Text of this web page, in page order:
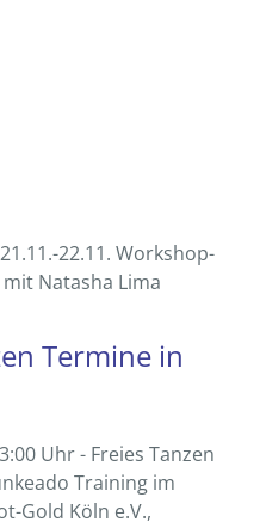
22.11. Workshop-
Natasha Lima
Termine in
Uhr - Freies Tanzen
Training im
Gold Köln e.V.,